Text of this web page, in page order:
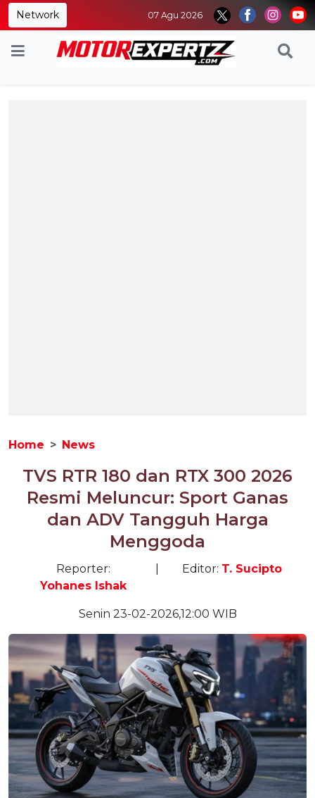
Network 07 Agu 2026
Home News
TVS RTR 180 dan RTX 300 2026
Resmi Meluncur: Sport Ganas
dan ADV Tangguh Harga
Menggoda
Reporter:
Yohanes Ishak
Editor: T. Sucipto
Senin 23-02-2026,12:00 WIB